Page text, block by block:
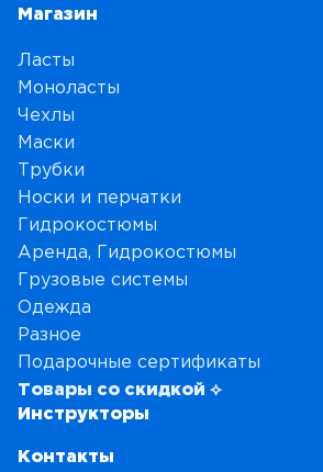
Магазин
Ласты
Моноласты
Чехлы
Маски
Трубки
Носки и перчатки
Гидрокостюмы
Аренда, Гидрокостюмы
Грузовые системы
Одежда
Разное
Подарочные сертификаты
Товары со скидкой ⟡
Инструкторы
Контакты